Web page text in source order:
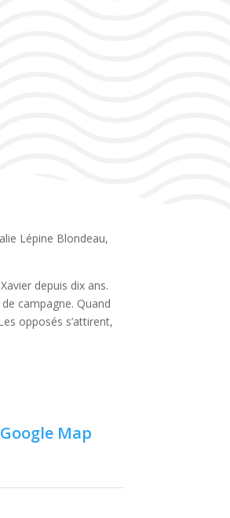
Lépine Blondeau,
depuis dix ans.
campagne. Quand
opposés s’attirent,
Map